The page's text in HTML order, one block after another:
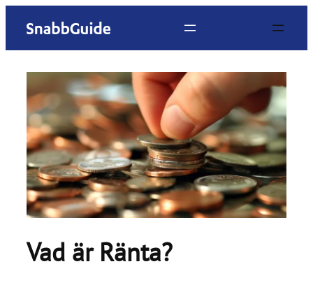
Vad är Ränta?